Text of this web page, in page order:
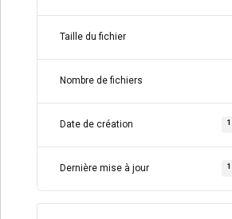
Taille du fichier
Nombre de fichiers
Date de création
Dernière mise à jour